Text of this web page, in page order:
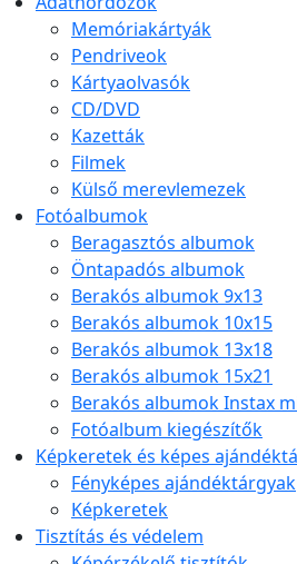
Memóriakártyák
Pendriveok
Kártyaolvasók
CD/DVD
Kazetták
Filmek
Külső merevlemezek
Fotóalbumok
Beragasztós albumok
Öntapadós albumok
Berakós albumok 9x13
Berakós albumok 10x15
Berakós albumok 13x18
Berakós albumok 15x21
Berakós albumok Instax
Fotóalbum kiegészítők
Képkeretek és képes
Fényképes ajándéktárgyak
Képkeretek
Tisztítás és védelem